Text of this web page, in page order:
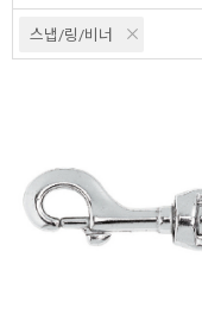
스냅/링/비너